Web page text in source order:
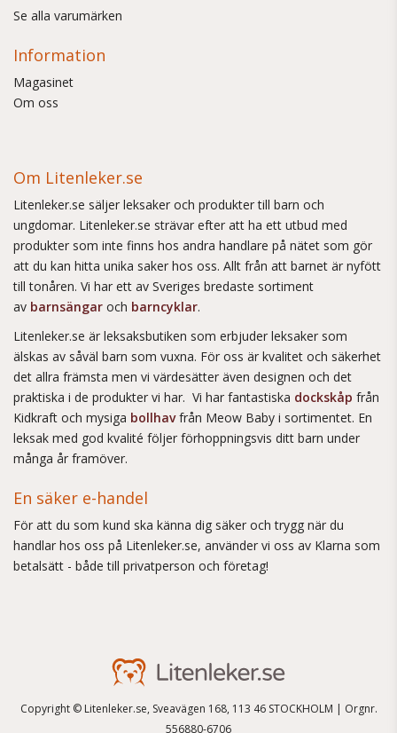
Se alla varumärken
Information
Magasinet
Om oss
Om Litenleker.se
Litenleker.se säljer leksaker och produkter till barn och
ungdomar. Litenleker.se strävar efter att ha ett utbud med
produkter som inte finns hos andra handlare på nätet som gör
att du kan hitta unika saker hos oss. Allt från att barnet är nyfött
till tonåren. Vi har ett av Sveriges bredaste sortiment
av barnsängar och barncyklar.
Litenleker.se är leksaksbutiken som erbjuder leksaker som
älskas av såväl barn som vuxna. För oss är kvalitet och säkerhet
det allra främsta men vi värdesätter även designen och det
praktiska i de produkter vi har. Vi har fantastiska dockskåp från
Kidkraft och mysiga bollhavfrån Meow Baby i sortimentet. En
leksak med god kvalité följer förhoppningsvis ditt barn under
många år framöver.
En säker e-handel
För att du som kund ska känna dig säker och trygg när du
handlar hos oss på Litenleker.se, använder vi oss av Klarna som
betalsätt - både till privatperson och företag!
Copyright © Litenleker.se, Sveavägen 168, 113 46 STOCKHOLM | Orgnr.
556880-6706